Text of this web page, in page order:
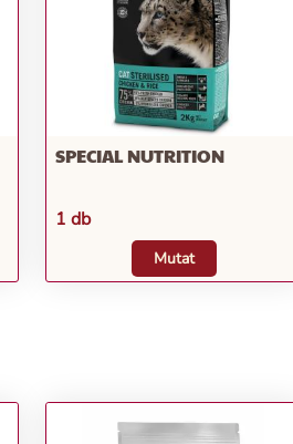
SPECIAL NUTRITION
1 db
Mutat